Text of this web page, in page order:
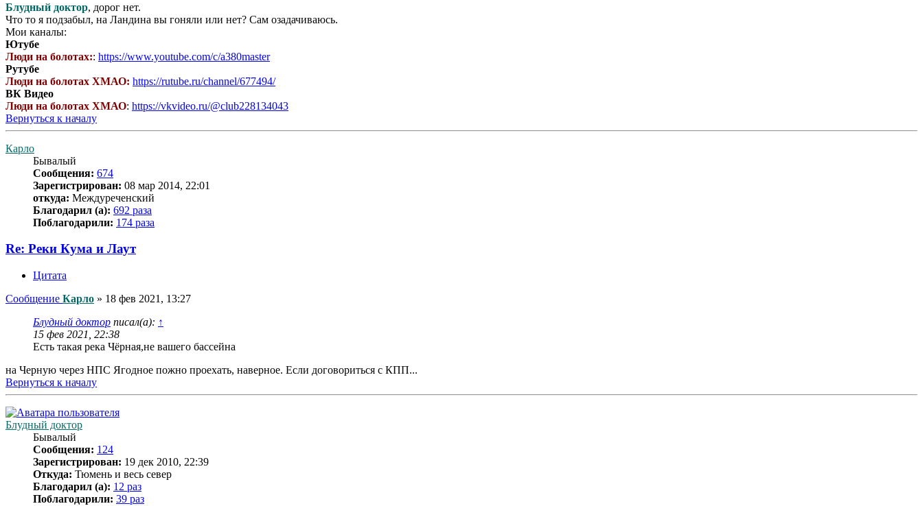
Блудный доктор, дорог нет.
Что то я подзабыл, на Ландина вы гоняли или нет? Сам озадачиваюсь.
Мои каналы:
Ютубе
Люди на болотах:: https://www.youtube.com/c/a380master
Рутубе
Люди на болотах ХМАО: https://rutube.ru/channel/677494/
ВК Видео
Люди на болотах ХМАО: https://vkvideo.ru/@club228134043
Вернуться к началу
Карло
Бывалый
Сообщения: 674
Зарегистрирован: 08 мар 2014, 22:01
откуда: Междуреченский
Благодарил (а): 692 раза
Поблагодарили: 174 раза
Re: Реки Кума и Лаут
Цитата
Сообщение Карло » 18 фев 2021, 13:27
Блудный доктор писал(а): ↑
15 фев 2021, 22:38
Есть такая река Чёрная,не вашего бассейна
на Черную через НПС Ягодное пожно проехать, наверное. Если договориться с КПП...
Вернуться к началу
Блудный доктор
Бывалый
Сообщения: 124
Зарегистрирован: 19 дек 2010, 22:39
Откуда: Тюмень и весь север
Благодарил (а): 12 раз
Поблагодарили: 39 раз